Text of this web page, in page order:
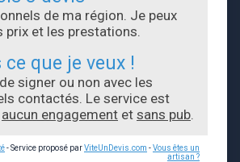
de ma région. Je peux
prix et les prestations.
que je veux !
signer ou non avec les
contactés. Le service est
aucun engagement et sans pub.
- Service proposé parViteUnDevis.com -Vous êtes un
artisan ?